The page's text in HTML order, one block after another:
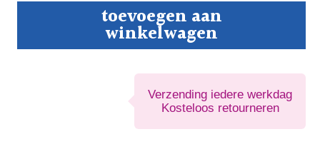
toevoegen aan
winkelwagen
Verzending iedere werkdag
Kosteloos retourneren